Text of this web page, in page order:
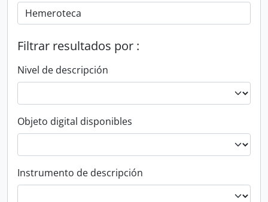
Filtrar resultados por :
Nivel de descripción
Objeto digital disponibles
Instrumento de descripción